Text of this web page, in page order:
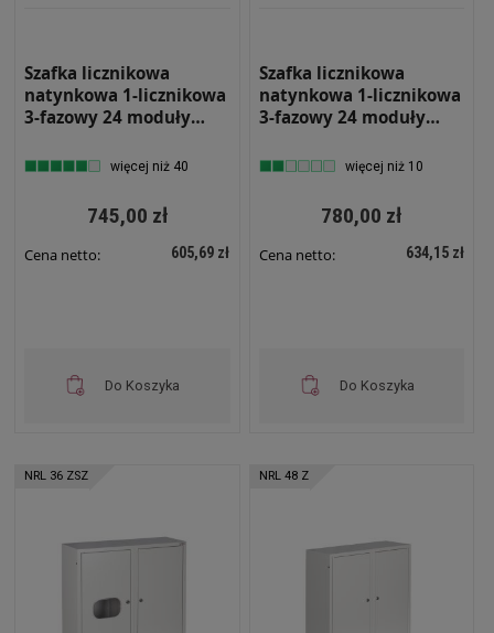
Szafka licznikowa
natynkowa 1-licznikowa
3-fazowy 24 moduły
NRL 24 Z ZAMKIEM
więcej niż 40
745,00 zł
Cena netto: 605,69 zł
Do Koszyka
Szafka licznikowa
natynkowa 1-licznikowa
3-fazowy 24 moduły
z zamkiem i szybą NRL
więcej niż 10
780,00 zł
Cena netto: 634,15 zł
Do Koszyka
NRL 36 ZSZ NRL 48 Z